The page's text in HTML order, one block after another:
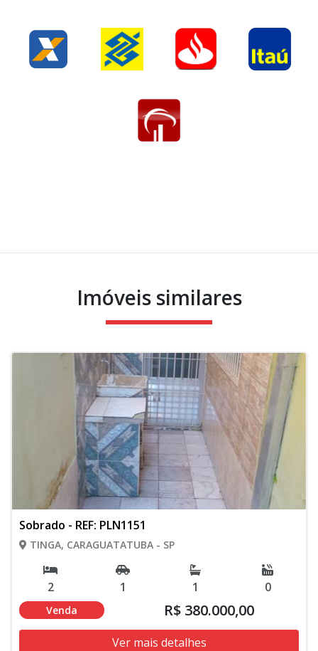
Imóveis similares
Sobrado - REF: PLN1151
TINGA, CARAGUATATUBA - SP
2 1 1 0
Venda R$ 380.000,00
Ver mais detalhes